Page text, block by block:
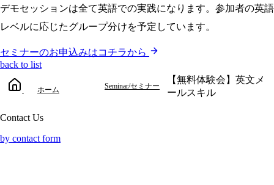
デモセッションは全て英語での実践になります。参加者の英語
レベルに応じたグループ分けを予定しています。
セミナーのお申込みはコチラから
back to list
ホーム Seminar/セミナー
【無料体験会】英文メ
ールスキル
Contact Us
by contact form